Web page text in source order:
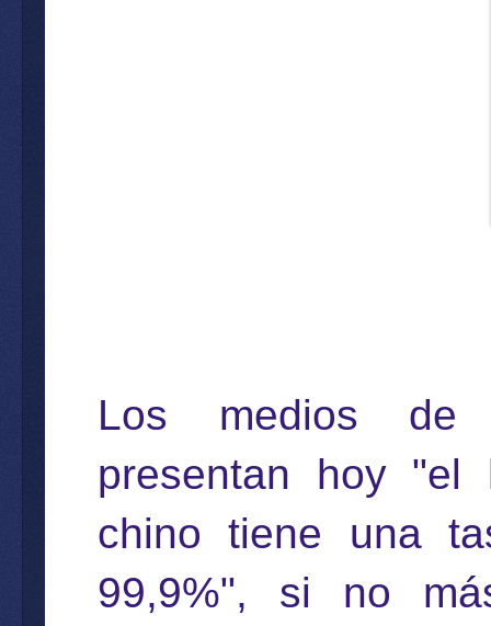
Los medios de
presentan hoy
chino tiene una
99,9%", si no